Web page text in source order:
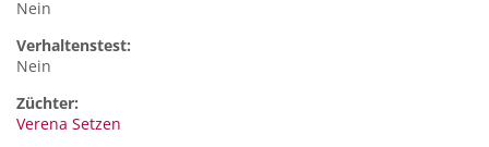
Nein
Verhaltenstest:
Nein
Züchter:
Verena Setzen